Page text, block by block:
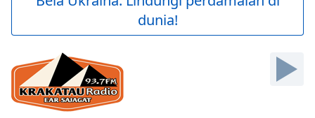
Skip
Skip
Forward
Mute
Current
dunia!